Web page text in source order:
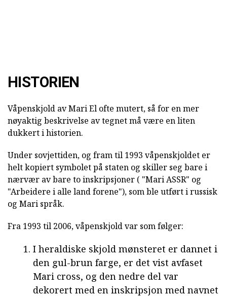
HISTORIEN
Våpenskjold av Mari El ofte mutert, så for en mer
nøyaktig beskrivelse av tegnet må være en liten
dukkert i historien.
Under sovjettiden, og fram til 1993 våpenskjoldet er
helt kopiert symbolet på staten og skiller seg bare i
nærvær av bare to inskripsjoner ( "Mari ASSR" og
"Arbeidere i alle land forene"), som ble utført i russisk
og Mari språk.
Fra 1993 til 2006, våpenskjold var som følger:
I heraldiske skjold mønsteret er dannet i
den gul-brun farge, er det vist avfaset
Mari cross, og den nedre del var
dekorert med en inskripsjon med navnet